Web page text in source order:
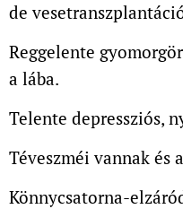
de
Reggelente
a lába.
Telente depressziós,
Téveszméi vannak és
Könnycsatorna-